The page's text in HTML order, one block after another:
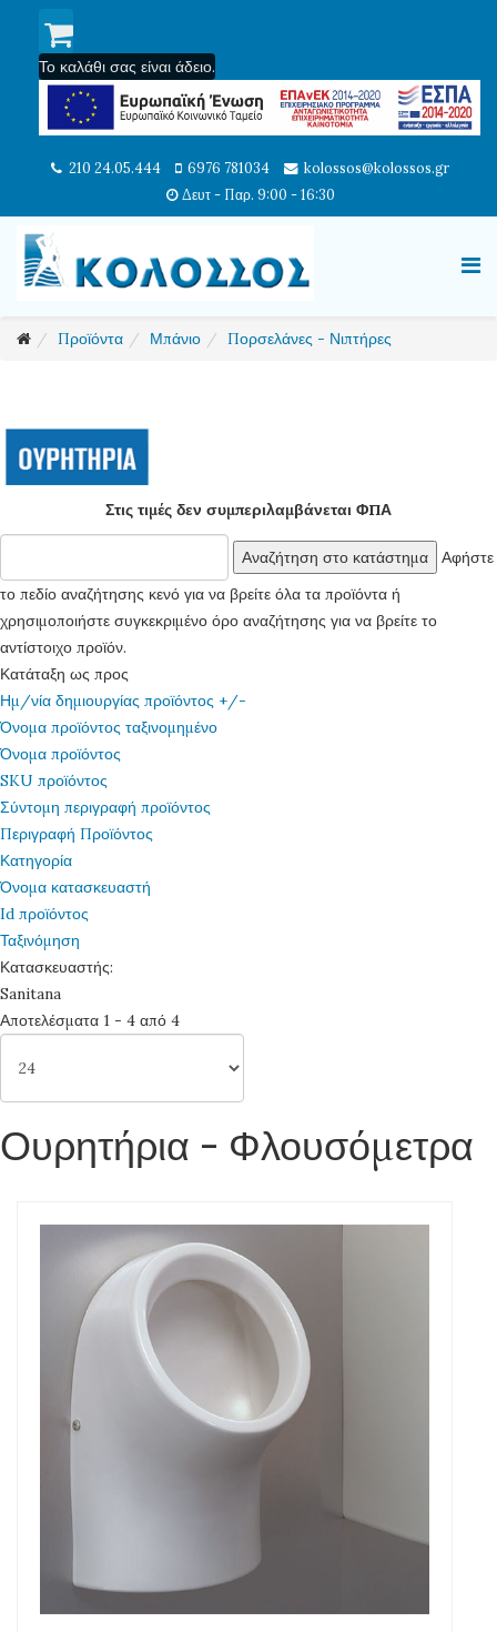
Το καλάθι σας είναι άδειο.
210 24.05.444 6976 781034
kolossos@kolossos.gr
Δευτ - Παρ. 9:00 - 16:30
Προϊόντα Μπάνιο Πορσελάνες - Νιπτήρες
Στις τιμές δεν συμπεριλαμβάνεται ΦΠΑ
Αφήστε
το πεδίο αναζήτησης κενό για να βρείτε όλα τα προϊόντα ή
χρησιμοποιήστε συγκεκριμένο όρο αναζήτησης για να βρείτε το
αντίστοιχο προϊόν.
Κατάταξη ως προς
Ημ/νία δημιουργίας προϊόντος +/-
Όνομα προϊόντος ταξινομημένο
Όνομα προϊόντος
SKU προϊόντος
Σύντομη περιγραφή προϊόντος
Περιγραφή Προϊόντος
Κατηγορία
Όνομα κατασκευαστή
Id προϊόντος
Ταξινόμηση
Κατασκευαστής:
Sanitana
Αποτελέσματα 1 - 4 από 4
Ουρητήρια - Φλουσόμετρα